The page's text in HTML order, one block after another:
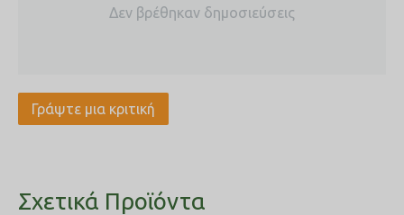
(πενταένυδρος θειικός χαλκός (ΙΙ)) 5 mg/kg, μαγγάνιο
Δεν βρέθηκαν δημοσιεύσεις
Γράψτε μια κριτική
Σχετικά Προϊόντα